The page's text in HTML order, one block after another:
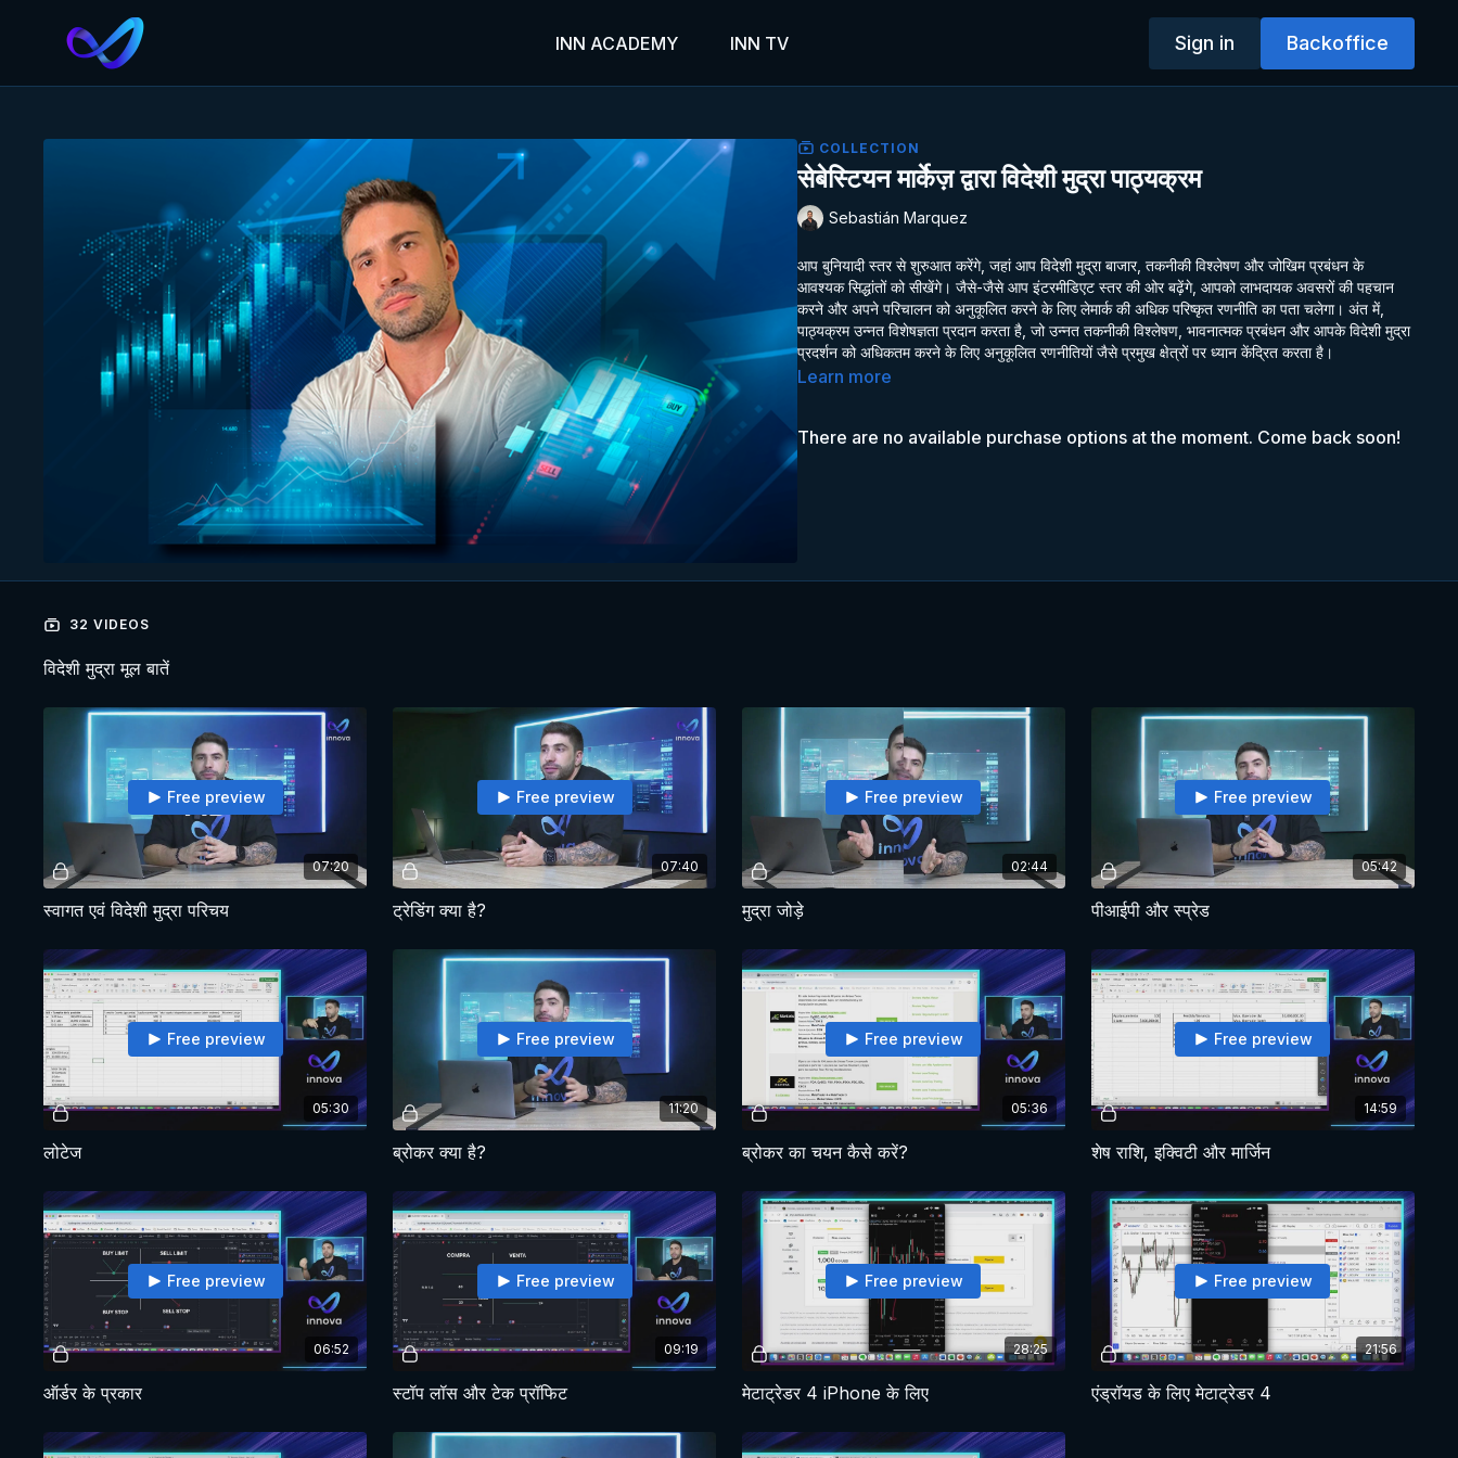
INN ACADEMY INN TV Sign in Backoffice
COLLECTION
सेबेस्टियन मार्केज़ द्वारा विदेशी मुद्रा पाठ्यक्रम
Sebastián Marquez
आप बुनियादी स्तर से शुरुआत करेंगे, जहां आप विदेशी मुद्रा बाजार, तकनीकी विश्लेषण और जोखिम प्रबंधन के
आवश्यक सिद्धांतों को सीखेंगे। जैसे-जैसे आप इंटरमीडिएट स्तर की ओर बढ़ेंगे, आपको लाभदायक अवसरों की पहचान
करने और अपने परिचालन को अनुकूलित करने के लिए लेमार्क की अधिक परिष्कृत रणनीति का पता चलेगा। अंत में,
पाठ्यक्रम उन्नत विशेषज्ञता प्रदान करता है, जो उन्नत तकनीकी विश्लेषण, भावनात्मक प्रबंधन और आपके विदेशी मुद्रा
प्रदर्शन को अधिकतम करने के लिए अनुकूलित रणनीतियों जैसे प्रमुख क्षेत्रों पर ध्यान केंद्रित करता है।
Learn more
There are no available purchase options at the moment. Come back soon!
32 VIDEOS
विदेशी मुद्रा मूल बातें
07:20
Free preview
स्वागत एवं विदेशी मुद्रा परिचय
07:40
Free preview
ट्रेडिंग क्या है?
02:44
Free preview
मुद्रा जोड़े
05:42
Free preview
पीआईपी और स्प्रेड
05:30
Free preview
लोटेज
11:20
Free preview
ब्रोकर क्या है?
05:36
Free preview
ब्रोकर का चयन कैसे करें?
14:59
Free preview
शेष राशि, इक्विटी और मार्जिन
06:52
Free preview
ऑर्डर के प्रकार
09:19
Free preview
स्टॉप लॉस और टेक प्रॉफिट
28:25
Free preview
मेटाट्रेडर 4 iPhone के लिए
21:56
Free preview
एंड्रॉयड के लिए मेटाट्रेडर 4